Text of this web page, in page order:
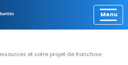
et votre projet de franchise​